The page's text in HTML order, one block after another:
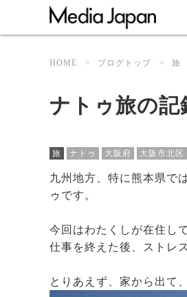
HOME ブログトップ 旅
ナトゥ旅の記
旅 ナトゥ 大阪府 大阪市北区
九州地方、特に熊本県で
ゥです。
今回はわたくしが在住し
仕事を終えた後、ストレ
とりあえず、家から出て